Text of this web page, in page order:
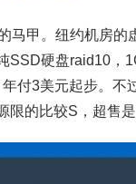
马甲。纽约机房的
SSD硬盘raid10，
付3美元起步。不
限的比较S，超售是